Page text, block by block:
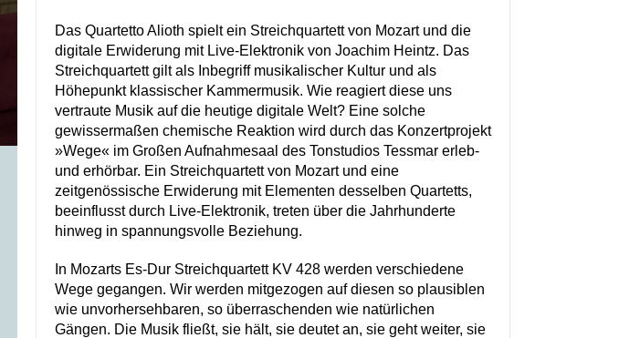
Das Quartetto Alioth spielt ein Streichquartett von Mozart und die
digitale Erwiderung mit Live-Elektronik von Joachim Heintz. Das
Streichquartett gilt als Inbegriff musikalischer Kultur und als
Höhepunkt klassischer Kammermusik. Wie reagiert diese uns
vertraute Musik auf die heutige digitale Welt? Eine solche
gewissermaßen chemische Reaktion wird durch das Konzertprojekt
»Wege« im Großen Aufnahmesaal des Tonstudios Tessmar erleb-
und erhörbar. Ein Streichquartett von Mozart und eine
zeitgenössische Erwiderung mit Elementen desselben Quartetts,
beeinflusst durch Live-Elektronik, treten über die Jahrhunderte
hinweg in spannungsvolle Beziehung.
In Mozarts Es-Dur Streichquartett KV 428 werden verschiedene
Wege gegangen. Wir werden mitgezogen auf diesen so plausiblen
wie unvorhersehbaren, so überraschenden wie natürlichen
Gängen. Die Musik fließt, sie hält, sie deutet an, sie geht weiter, sie